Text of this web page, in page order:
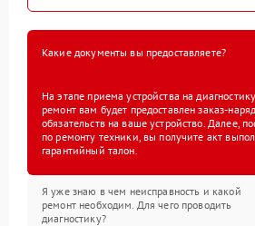
Какие документы вы предоставляете?
На этапе приема устройства на
ремонт вам будет предоставлен заказ-
обязательств на ваше устройство. Далее,
по ремонту техники, вы получите акт
гарантийный талон.
Я уже знаю в чем неисправность и какой
ремонт необходим. Для чего проводить
диагностику?